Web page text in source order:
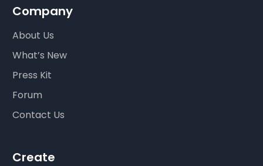
Company
About Us
What’s New
Press Kit
Forum
Contact Us
Create